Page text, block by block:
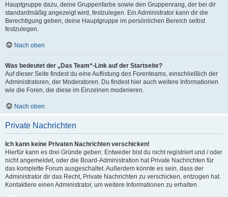
Hauptgruppe dazu, deine Gruppenfarbe sowie den Gruppenrang, der bei dir
standardmäßig angezeigt wird, festzulegen. Ein Administrator kann dir die
Berechtigung geben, deine Hauptgruppe im persönlichen Bereich selbst
festzulegen.
Nach oben
Was bedeutet der „Das Team“-Link auf der Startseite?
Auf dieser Seite findest du eine Auflistung des Forenteams, einschließlich der
Administratoren, der Moderatoren. Du findest hier auch weitere Informationen
wie die Foren, die diese im Einzelnen moderieren.
Nach oben
Private Nachrichten
Ich kann keine Privaten Nachrichten verschicken!
Hierfür kann es drei Gründe geben: Entweder bist du nicht registriert und / oder
nicht angemeldet, oder die Board-Administration hat Private Nachrichten für
das komplette Forum ausgeschaltet. Außerdem könnte es sein, dass der
Administrator dir das Recht, Private Nachrichten zu verschicken, entzogen hat.
Kontaktiere einen Administrator, um weitere Informationen zu erhalten.